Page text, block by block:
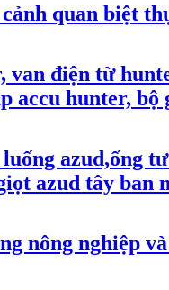
quan biệt
van điện từ
accu hunter, bộ
azud,ống
azud tây ban
nông nghiệp